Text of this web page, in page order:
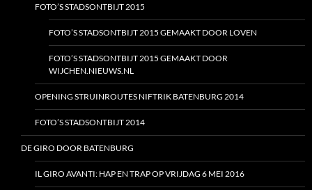
FOTO’S STADSONTBIJT 2015
FOTO’S STADSONTBIJT 2015 GEMAAKT DOOR LOVEN
FOTO’S STADSONTBIJT 2015 GEMAAKT DOOR
WIJCHEN.NIEUWS.NL
OPENING STRUINROUTES NIFTRIK BATENBURG 2014
FOTO’S STADSONTBIJT 2014
DE GIRO DOOR BATENBURG
IL GIRO AVANTI: HAP EN TRAP OP VRIJDAG 6 MEI 2016